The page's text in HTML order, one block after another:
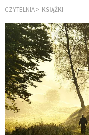
CZYTELNIA KSIĄŻKI